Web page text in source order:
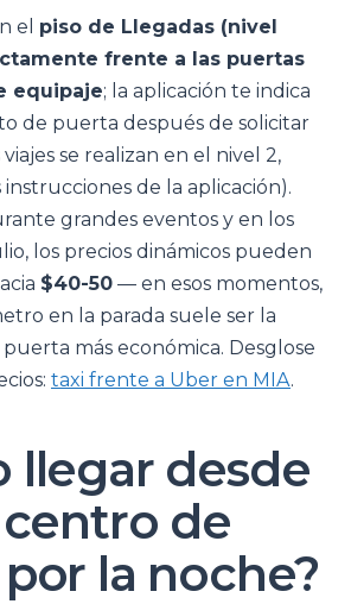
el piso de Llegadas (nivel
frente a las puertas
equipaje; la aplicación te indica
de puerta después de solicitar
se realizan en el nivel 2,
instrucciones de la aplicación).
grandes eventos y en los
los precios dinámicos pueden
$40-50 — en esos momentos,
en la parada suele ser la
más económica. Desglose
taxi frente a Uber en MIA.
llegar desde
de
la noche?